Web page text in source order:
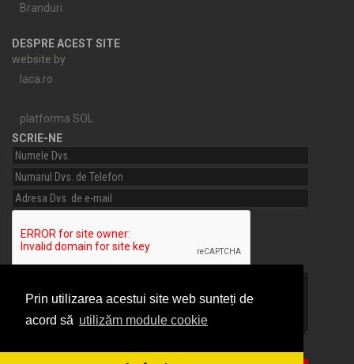
Prin utilizarea acestui site web sunteți de
acord să utilizăm module cookie
Branduri
DESPRE ACEST SITE
website by
laca.ro
platforma SOL
SCRIE-NE
Am citit si sunt de acord cu Termeni si conditii